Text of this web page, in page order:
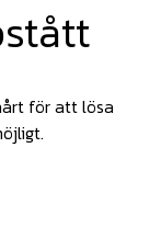
för att lösa